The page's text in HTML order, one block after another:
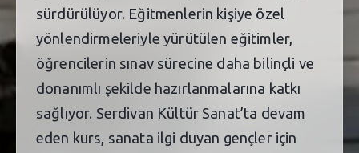
sürdürülüyor. Eğitmenlerin kişiye özel
yönlendirmeleriyle yürütülen eğitimler,
öğrencilerin sınav sürecine daha bilinçli ve
donanımlı şekilde hazırlanmalarına katkı
sağlıyor. Serdivan Kültür Sanat’ta devam
eden kurs, sanata ilgi duyan gençler için